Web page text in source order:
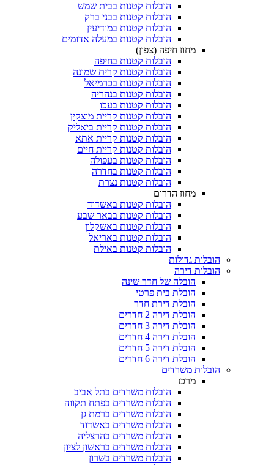
הובלות קטנות בבית שמש
הובלות קטנות בבני ברק
הובלות קטנות במודיעין
הובלות קטנות במעלה אדומים
מחוז חיפה (צפון)
הובלות קטנות בחיפה
הובלות קטנות קרית שמונה
הובלות קטנות בכרמיאל
הובלות קטנות בנהריה
הובלות קטנות בעכו
הובלות קטנות קריית מוצקין
הובלות קטנות קריית ביאליק
הובלות קטנות קריית אתא
הובלות קטנות קריית חיים
הובלות קטנות בעפולה
הובלות קטנות בחדרה
הובלות קטנות נצרת
מחוז הדרום
הובלות קטנות באשדוד
הובלות קטנות בבאר שבע
הובלות קטנות באשקלון
הובלות קטנות באריאל
הובלות קטנות באילת
הובלות גדולות
הובלות דירה
הובלה של חדר שינה
הובלת בית פרטי
הובלת דירת חדר
הובלת דירה 2 חדרים
הובלת דירה 3 חדרים
הובלת דירה 4 חדרים
הובלת דירה 5 חדרים
הובלת דירה 6 חדרים
הובלות משרדים
מרכז
הובלות משרדים בתל אביב
הובלות משרדים בפתח תקווה
הובלות משרדים ברמת גן
הובלות משרדים באשדוד
הובלות משרדים בהרצליה
הובלות משרדים בראשון לציון
הובלות משרדים בשרון